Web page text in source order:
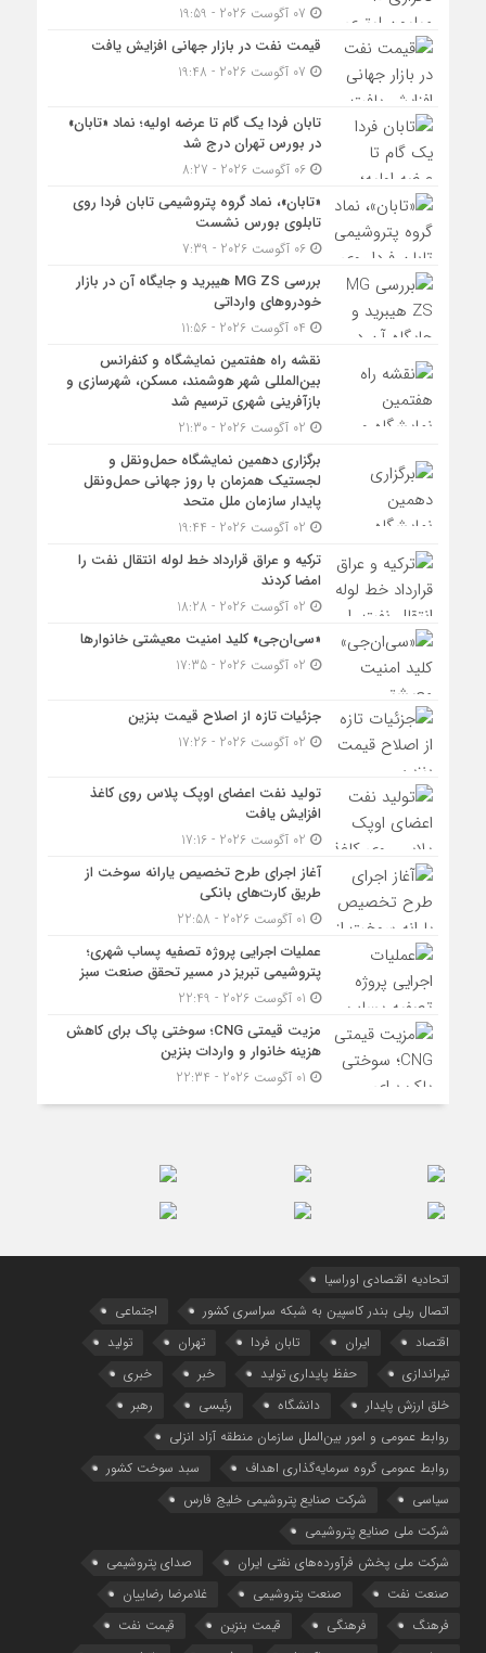
قیمت نفت در بازار جهانی افزایش یافت
تابان فردا یک گام تا عرضه اولیه؛ نماد «تابان»
در بورس تهران درج شد
06 آگوست 2026 - 8:27
«تابان»، نماد گروه پتروشیمی تابان فردا روی
تابلوی بورس نشست
06 آگوست 2026 - 7:39
بررسی MG ZS هیبرید و جایگاه آن در بازار
خودروهای وارداتی
نقشه راه هفتمین نمایشگاه و کنفرانس
بین‌المللی شهر هوشمند، مسکن، شهرسازی و
بازآفرینی شهری ترسیم شد
برگزاری دهمین نمایشگاه حمل‌ونقل و
لجستیک همزمان با روز جهانی حمل‌ونقل
پایدار سازمان ملل متحد
ترکیه و عراق قرارداد خط لوله انتقال نفت را
امضا کردند
«سی‌ان‌جی» کلید امنیت معیشتی خانوارها
جزئیات تازه از اصلاح قیمت بنزین
تولید نفت اعضای اوپک پلاس روی کاغذ
افزایش یافت
آغاز اجرای طرح تخصیص یارانه سوخت از
طریق کارت‌های بانکی
عملیات اجرایی پروژه تصفیه پساب شهری؛
پتروشیمی تبریز در مسیر تحقق صنعت سبز
مزیت قیمتی CNG؛ سوختی پاک برای کاهش
هزینه خانوار و واردات بنزین
اتحادیه اقتصادی اوراسیا
اتصال ریلی بندر کاسپین به شبکه سراسری کشور
اجتماعی
اقتصاد
ایران تابان فردا تهران
تولید
تیراندازی
حفظ پایداری تولید خبر
خبری
خلق ارزش پایدار
دانشگاه رئیسی
رهبر
روابط عمومی و امور بین‌الملل سازمان منطقه آزاد انزلی
روابط عمومی گروه سرمایه‌گذاری اهداف
سبد سوخت کشور
سیاسی
شرکت صنایع پتروشیمی خلیج فارس
شرکت ملی صنایع پتروشیمی
شرکت ملی پخش فرآورده‌های نفتی ایران
صدای پتروشیمی
صنعت نفت
صنعت پتروشیمی
غلامرضا رضاییان
فرهنگ
فرهنگی قیمت بنزین
قیمت نفت